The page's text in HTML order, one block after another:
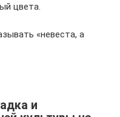
цвета.
«невеста, а
и